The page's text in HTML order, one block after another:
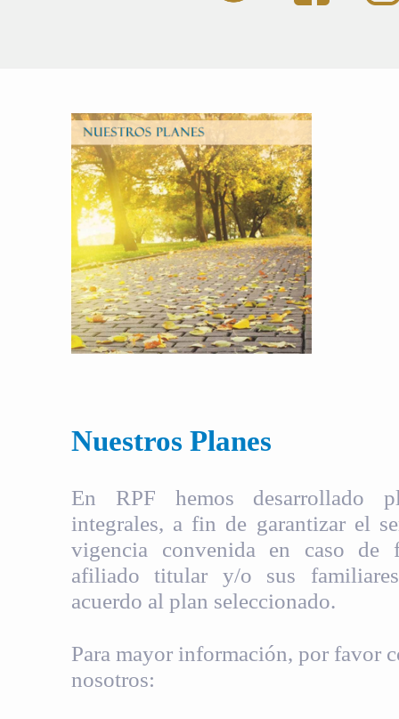
Nuestros Planes
En RPF hemos desarrollado
integrales, a fin de garantizar el
vigencia convenida en caso de
afiliado titular y/o sus
acuerdo al plan seleccionado.
Para mayor información, por favor
nosotros: